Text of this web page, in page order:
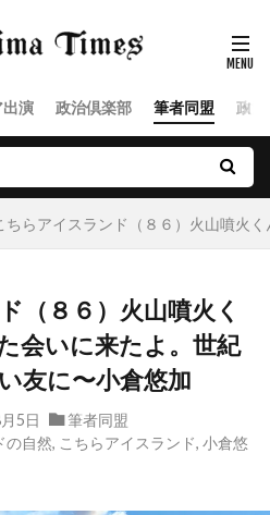
出演 政治倶楽部 筆者同盟 政
ちらアイスランド（８６）火山噴火
（８６）火山噴火く
会いに来たよ。世紀
友に〜小倉悠加
5日
筆者同盟
の自然, こちらアイスランド, 小倉悠